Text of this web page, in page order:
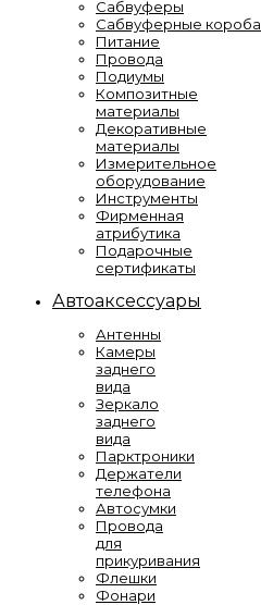
Сабвуферы
Сабвуферные короба
Питание
Провода
Подиумы
Композитные
материалы
Декоративные
материалы
Измерительное
оборудование
Инструменты
Фирменная
атрибутика
Подарочные
сертификаты
Автоаксессуары
Антенны
Камеры
заднего
вида
Зеркало
заднего
вида
Парктроники
Держатели
телефона
Автосумки
Провода
для
прикуривания
Флешки
Фонари